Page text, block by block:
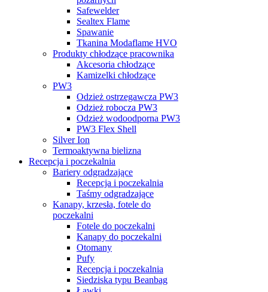
Safewelder
Sealtex Flame
Spawanie
Tkanina Modaflame HVO
Produkty chłodzące pracownika
Akcesoria chłodzące
Kamizelki chłodzące
PW3
Odzież ostrzegawcza PW3
Odzież robocza PW3
Odzież wodoodporna PW3
PW3 Flex Shell
Silver Ion
Termoaktywna bielizna
Recepcja i poczekalnia
Bariery odgradzające
Recepcja i poczekalnia
Taśmy odgradzające
Kanapy, krzesła, fotele do
poczekalni
Fotele do poczekalni
Kanapy do poczekalni
Otomany
Pufy
Recepcja i poczekalnia
Siedziska typu Beanbag